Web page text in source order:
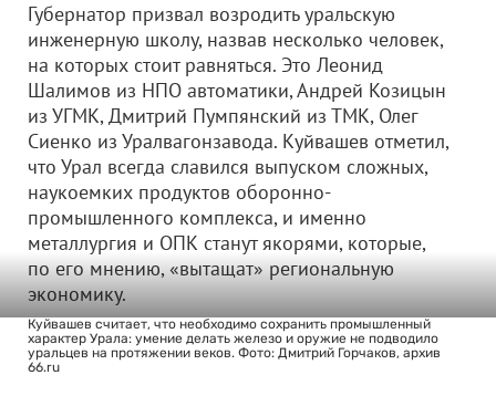
Губернатор призвал возродить уральскую
инженерную школу, назвав несколько человек,
на которых стоит равняться. Это Леонид
Шалимов из НПО автоматики, Андрей Козицын
из УГМК, Дмитрий Пумпянский из ТМК, Олег
Сиенко из Уралвагонзавода. Куйвашев отметил,
что Урал всегда славился выпуском сложных,
наукоемких продуктов оборонно-
промышленного комплекса, и именно
металлургия и ОПК станут якорями, которые,
по его мнению, «вытащат» региональную
экономику.
Куйвашев считает, что необходимо сохранить промышленный
характер Урала: умение делать железо и оружие не подводило
уральцев на протяжении веков. Фото: Дмитрий Горчаков, архив
66.ru